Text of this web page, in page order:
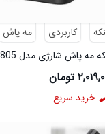
کاربردی
مه پاش
مه پاش شارژی مدل 50805
تومان
خرید سریع